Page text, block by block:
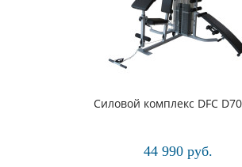
Силовой комплекс DFC
44 990 руб.